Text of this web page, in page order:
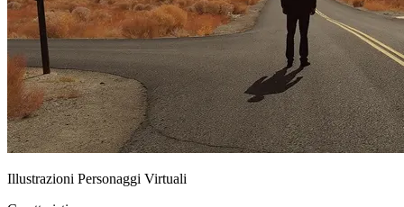
Illustrazioni Personaggi Virtuali